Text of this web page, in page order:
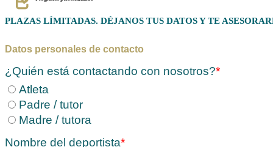
PLAZAS LÍMITADAS. DÉJANOS TUS DATOS Y TE